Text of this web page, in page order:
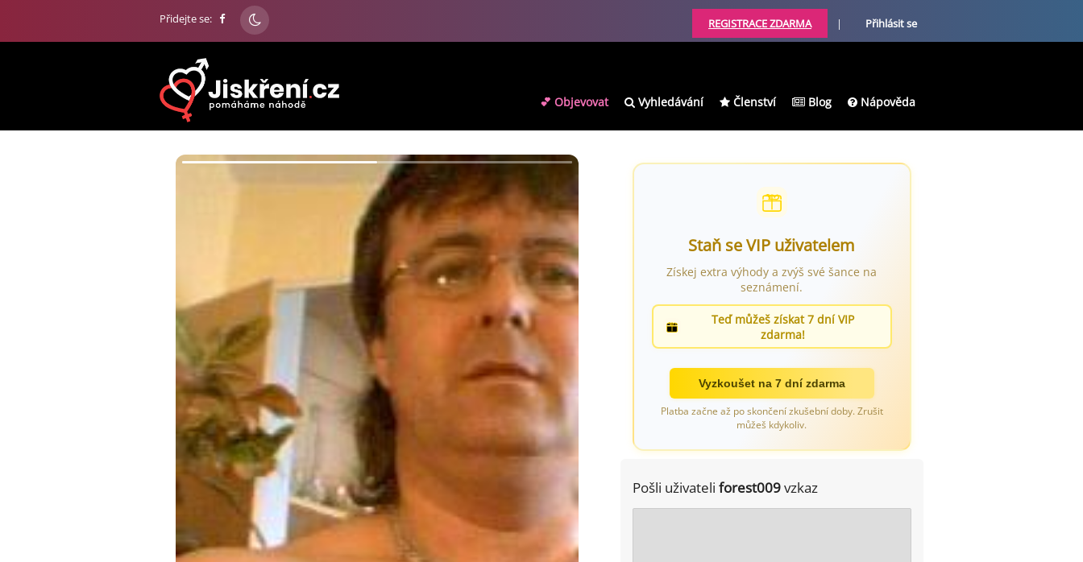
Přidejte se: REGISTRACE ZDARMA | Přihlásit se
💕 Objevovat Vyhledávání Členství Blog Nápověda
Staň se VIP uživatelem
Získej extra výhody a zvýš své šance na
seznámení.
Teď můžeš získat 7 dní VIP
zdarma!
Vyzkoušet na 7 dní zdarma
Platba začne až po skončení zkušební doby. Zrušit
můžeš kdykoliv.
Pošli uživateli forest009vzkaz